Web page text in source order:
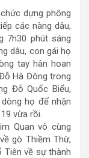
dựng phông
các nàng dâu,
7h30 phút sáng
dâu, con gái họ
tay hân hoan
Hà Đông trong
Đỗ Quốc Biểu,
họ để nhận
vừa rồi.
Quan vô cùng
gò Thiềm Thừ,
Tiên về sự thành